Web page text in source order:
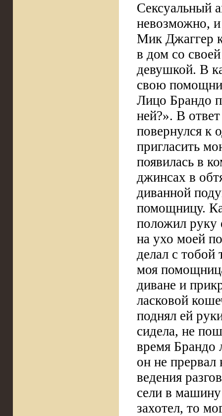
Сексуальный
невозможно, и
Мик Джаггер
в дом со
девушкой. В
свою
Лицо Брандо
ней?». В
повернулся к
пригласить
появилась в
джинсах в
диванной
помощницу.
положил руку
на ухо моей
делал с тобой
моя
диване и
ласковой
поднял ей
сидела, не
время Брандо
он не прервал
ведения
сели в
захотел, то